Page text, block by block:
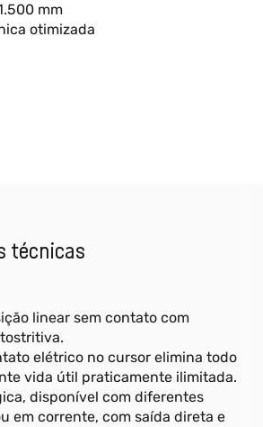
mm
otimizada
técnicas
linear sem contato com
elétrico no cursor elimina todo
vida útil praticamente ilimitada.
disponível com diferentes
em corrente, com saída direta e